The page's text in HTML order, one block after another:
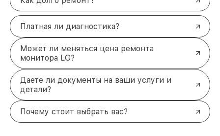
Платная ли диагностика?
Может ли меняться цена ремонта
монитора LG?
Даете ли документы на ваши услуги и
детали?
Почему стоит выбрать вас?